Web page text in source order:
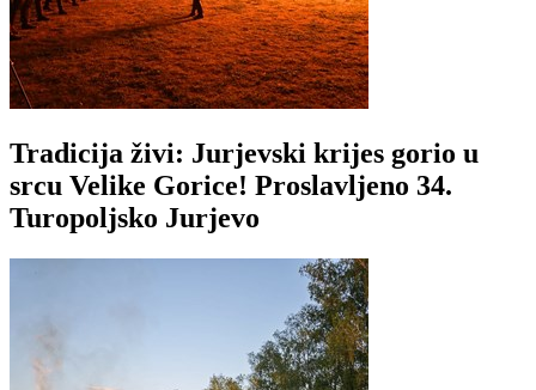
Tradicija živi: Jurjevski krijes gorio u
srcu Velike Gorice! Proslavljeno 34.
Turopoljsko Jurjevo